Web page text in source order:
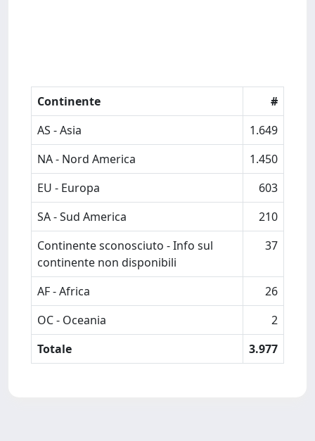
Continente
#
AS - Asia
1.649
NA - Nord America
1.450
EU - Europa
603
SA - Sud America
210
Continente sconosciuto - Info sul
continente non disponibili
37
AF - Africa
26
OC - Oceania
2
Totale
3.977